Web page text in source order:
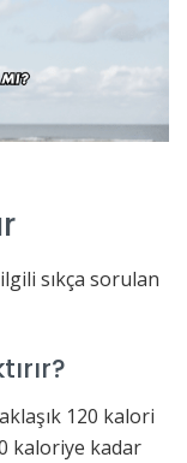
sıkça sorulan
120 kalori
kaloriye kadar